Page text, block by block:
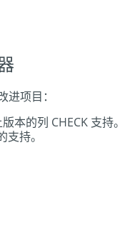
项目：
本的列 CHECK 支持。
持。